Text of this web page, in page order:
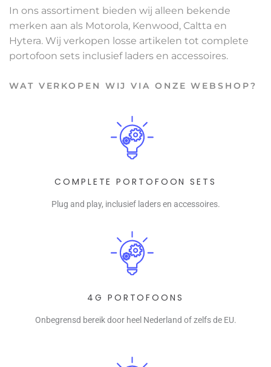
In ons assortiment bieden wij alleen bekende
merken aan als Motorola, Kenwood, Caltta en
Hytera. Wij verkopen losse artikelen tot complete
portofoon sets inclusief laders en accessoires.
WAT VERKOPEN WIJ VIA ONZE WEBSHOP?
COMPLETE PORTOFOON SETS
Plug and play, inclusief laders en accessoires.
4G PORTOFOONS
Onbegrensd bereik door heel Nederland of zelfs de EU.